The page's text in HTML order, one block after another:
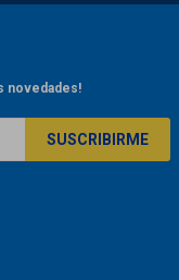
novedades!
SUSCRIBIRME